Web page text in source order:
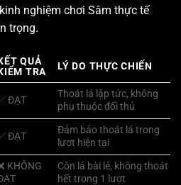
nghiệm chơi Sâm thực tế
trọng.
QUẢ
TRA
LÝ DO THỰC CHIẾN
ĐẠT
Thoát lá lập tức, không
phụ thuộc đối thủ
ĐẠT
Đảm bảo thoát lá trong
lượt hiện tại
KHÔNG
Còn lá bài lẻ, không thoát
hết trong 1 lượt